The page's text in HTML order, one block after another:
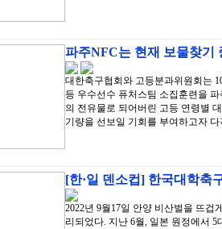
파주NFC는 현재 보물찾기
대한축구협회와 고등분과위원회는
등 우수선수 퓨처스팀 소집훈련을
의 전유물로 되어버린 고등 연령별
기량을 선보일 기회를 부여하고자
[한·일 덴소컵] 한국대학
2022년 9월17일 안양 비산벌을 뜨겁
리되었다. 지난 6월, 일본 원정에서